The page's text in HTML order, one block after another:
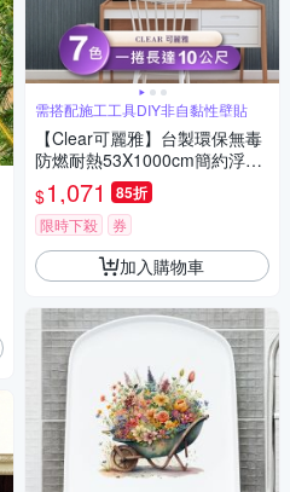
需搭配施工工具DIY非自黏性壁貼
【Clear可麗雅】台製環保無毒
防燃耐熱53X1000cm簡約浮雕
條紋壁紙/壁貼1捲
$1,071 85折
限時下殺 券
加入購物車